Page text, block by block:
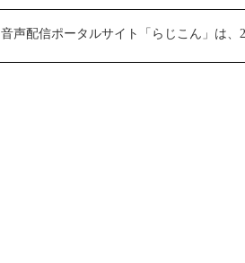
音声配信ポータルサイト「らじこん」は、